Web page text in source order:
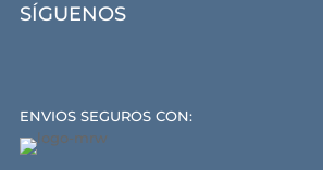
SÍGUENOS
ENVIOS SEGUROS CON: